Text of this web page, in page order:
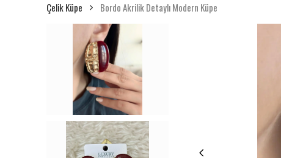
Çelik Küpe Bordo Akrilik Detaylı Modern Küpe